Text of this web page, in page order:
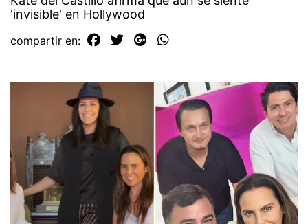
'invisible' en Hollywood
compartir en: